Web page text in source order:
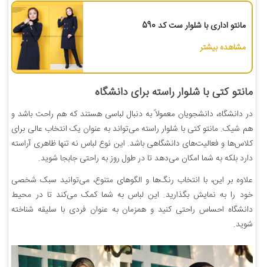
مانتو اداری با شلوار ست کد 590
مشاهده بیشتر
مانتو کتی با شلوار راسته برای دانشگاه
در دانشگاه، دانشجویان معمولاً به دنبال لباسی هستند که هم راحت باشد و
هم شیک. مانتو کتی با شلوار راسته می‌تواند به عنوان یک انتخاب عالی برای
کلاس‌ها و فعالیت‌های دانشگاهی باشد. این نوع لباس نه تنها ظاهری آراسته
دارد بلکه به شما امکان می‌دهد تا در طول روز به راحتی جابجا شوید.
علاوه بر این، با انتخاب رنگ‌ها و الگوهای متنوع، می‌توانید سبک شخصی
خود را به نمایش بگذارید. این لباس به شما کمک می‌کند تا در محیط
دانشگاه احساس راحتی کنید و همزمان به عنوان فردی با سلیقه شناخته
شوید.